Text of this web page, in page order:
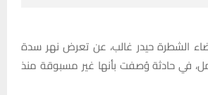
الشطرة حيدر غالب، عن تعرض نهر سدة
في حادثة وُصفت بأنها غير مسبوقة منذ